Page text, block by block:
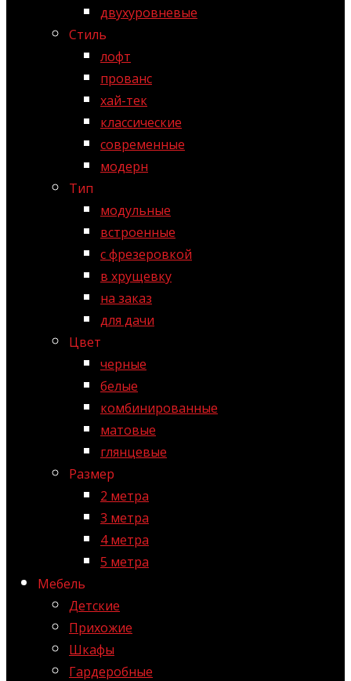
двухуровневые
Стиль
лофт
прованс
хай-тек
классические
современные
модерн
Тип
модульные
встроенные
с фрезеровкой
в хрущевку
на заказ
для дачи
Цвет
черные
белые
комбинированные
матовые
глянцевые
Размер
2 метра
3 метра
4 метра
5 метра
Мебель
Детские
Прихожие
Шкафы
Гардеробные